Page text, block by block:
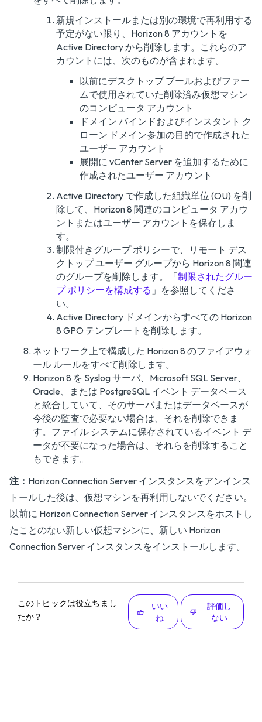
新規インストールまたは別の環境で再利用する
予定がない限り、Horizon 8 アカウントを
Active Directory から削除します。これらのア
カウントには、次のものが含まれます。
以前にデスクトップ プールおよびファー
ムで使用されていた削除済み仮想マシン
のコンピュータ アカウント
ドメイン バインドおよびインスタント ク
ローン ドメイン参加の目的で作成された
ユーザー アカウント
展開に vCenter Server を追加するために
作成されたユーザー アカウント
Active Directory で作成した組織単位 (OU) を削
除して、Horizon 8 関連のコンピュータ アカウ
ントまたはユーザー アカウントを保存しま
す。
制限付きグループ ポリシーで、リモート デス
クトップ ユーザー グループから Horizon 8 関連
のグループを削除します。「制限されたグルー
プ ポリシーを構成する 」を参照してくださ
い。
Active Directory ドメインからすべての Horizon
8 GPO テンプレートを削除します。
ネットワーク上で構成した Horizon 8 のファイアウォ
ール ルールをすべて削除します。
Horizon 8 を Syslog サーバ、Microsoft SQL Server、
Oracle、または PostgreSQL イベント データベース
と統合していて、そのサーバまたはデータベースが
今後の監査で必要ない場合は、それを削除できま
す。ファイル システムに保存されているイベント デ
ータが不要になった場合は、それらを削除すること
もできます。
注： Horizon Connection Server インスタンスをアンインス
トールした後は、仮想マシンを再利用しないでください。
以前に Horizon Connection Server インスタンスをホストし
たことのない新しい仮想マシンに、新しい Horizon
Connection Server インスタンスをインストールします。
このトピックは役立ちまし
たか？
いい
ね
評価し
ない